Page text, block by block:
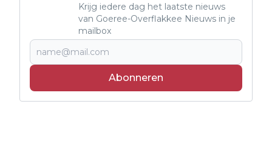
Krijg iedere dag het laatste nieuws
van Goeree-Overflakkee Nieuws in je
mailbox
Abonneren